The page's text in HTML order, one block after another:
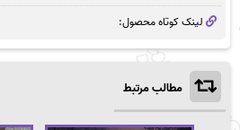
لینک کوتاه محصول:
مطالب مرتبط